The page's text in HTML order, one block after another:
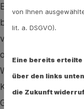
Einnahme
bestimmten Herz-
vorbestehenden
oder einem
Wirkungen hat
Kopfschmerzen,
von Ihnen
lit. a. DSGVO).
Eine bereits
über den links
die Zukunft